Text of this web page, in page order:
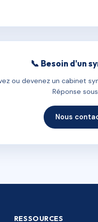
📞 Besoin d'un
ou devenez un cabinet
Réponse
Nous
RESSOURCES